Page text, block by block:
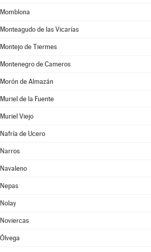
Momblona
Monteagudo de las Vicarías
Montejo de Tiermes
Montenegro de Cameros
Morón de Almazán
Muriel de la Fuente
Muriel Viejo
Nafría de Ucero
Narros
Navaleno
Nepas
Nolay
Noviercas
Ólvega